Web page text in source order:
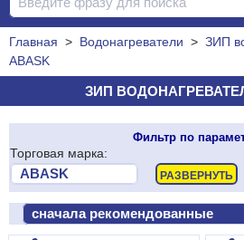
Главная > Водонагреватели > ЗИП
ABASK
ЗИП
Фильтр по
Торговая марка: